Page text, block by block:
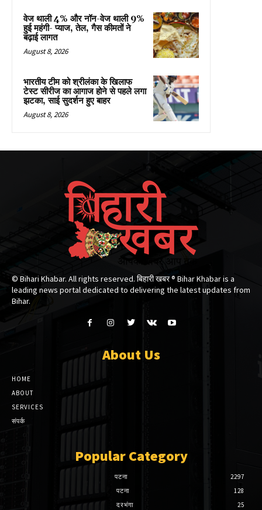
वेज थाली 4% और नॉन-वेज थाली 9%
हुई महंगी- प्याज, तेल, गैस कीमतों ने
बढ़ाई लागत
August 8, 2026
भारतीय टीम को श्रीलंका के खिलाफ
टेस्ट सीरीज का आगाज होने से पहले लगा
झटका, साई सुदर्शन हुए बाहर
August 8, 2026
© Bihari Khabar. All rights reserved. बिहारी खबर ®​ Bihar Khabar is a
leading news portal dedicated to delivering the latest updates from
Bihar.
About Us
HOME
ABOUT
SERVICES
संपर्क
Popular Category
पटना
2297
पटना
128
दरभंगा
25